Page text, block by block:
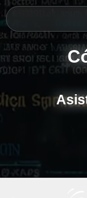
contenido